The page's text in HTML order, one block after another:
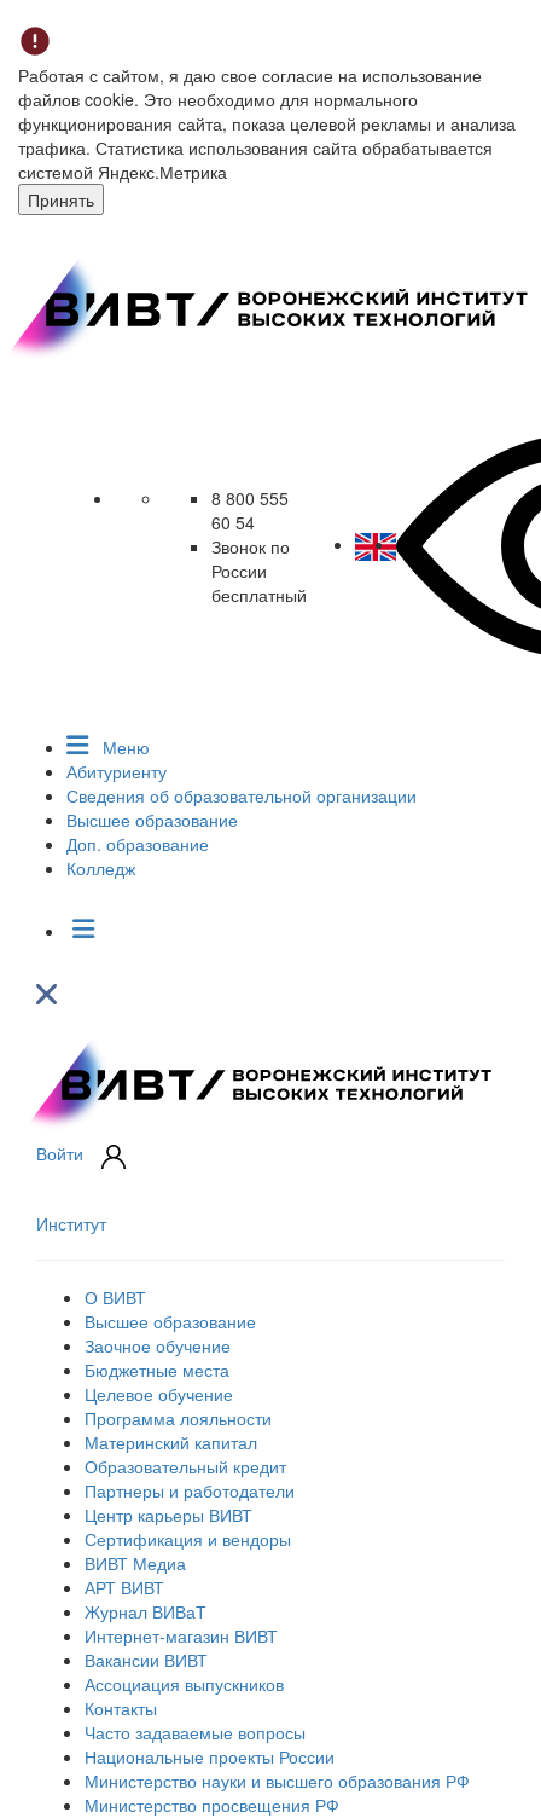
Работая с сайтом, я даю свое согласие на использование
файлов cookie. Это необходимо для нормального
функционирования сайта, показа целевой рекламы и анализа
трафика. Статистика использования сайта обрабатывается
системой Яндекс.Метрика
Принять
8 800 555
60 54
Звонок по
России
бесплатный
Меню
Абитуриенту
Сведения об образовательной организации
Высшее образование
Доп. образование
Колледж
Войти
Институт
О ВИВТ
Высшее образование
Заочное обучение
Бюджетные места
Целевое обучение
Программа лояльности
Материнский капитал
Образовательный кредит
Партнеры и работодатели
Центр карьеры ВИВТ
Сертификация и вендоры
ВИВТ Медиа
АРТ ВИВТ
Журнал ВИВаТ
Интернет-магазин ВИВТ
Вакансии ВИВТ
Ассоциация выпускников
Контакты
Часто задаваемые вопросы
Национальные проекты России
Министерство науки и высшего образования РФ
Министерство просвещения РФ